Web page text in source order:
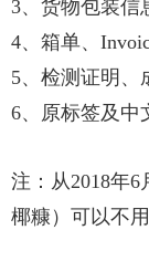
3、货物包装信
4、箱单、
5、检测证明、
6、原标签及中
注：从2018年
椰糠）可以不